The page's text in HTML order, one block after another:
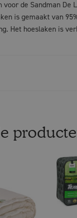
voor de Sandman
is gemaakt van
Het hoeslaken is